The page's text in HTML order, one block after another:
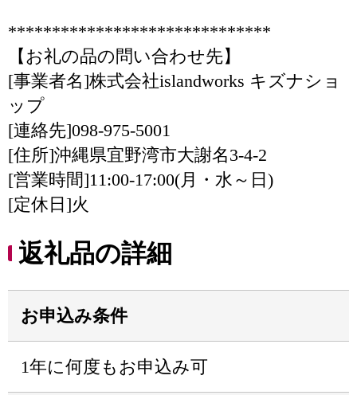
******************************
【お礼の品の問い合わせ先】
[事業者名]株式会社islandworks キズナショ
ップ
[連絡先]098-975-5001
[住所]沖縄県宜野湾市大謝名3-4-2
[営業時間]11:00-17:00(月・水～日)
[定休日]火
返礼品の詳細
お申込み条件
1年に何度もお申込み可